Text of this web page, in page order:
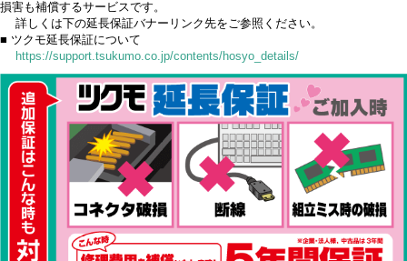
損害も補償するサービスです。
詳しくは下の延長保証バナーリンク先をご参照ください。
■ ツクモ延長保証について
https://support.tsukumo.co.jp/contents/hosyo_details/